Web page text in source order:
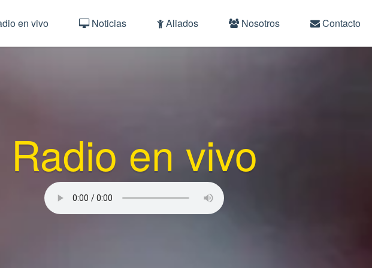
en vivo Noticias Aliados Nosotros Contacto
Radio en vivo